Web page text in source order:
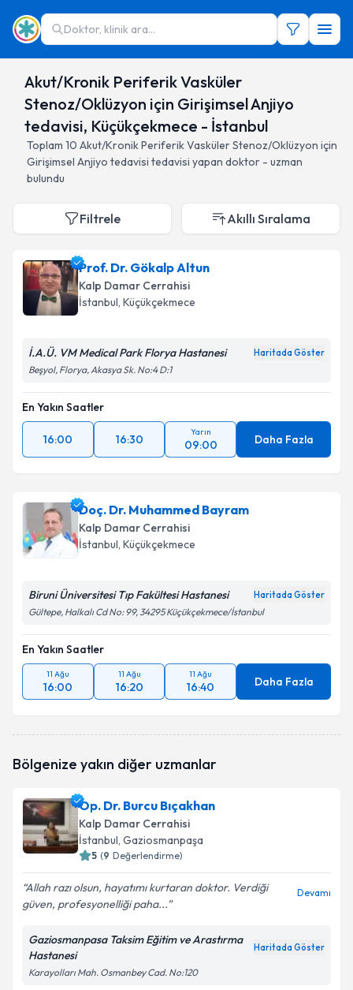
Doktor, klinik ara...
Akut/Kronik Periferik Vasküler
Stenoz/Oklüzyon için Girişimsel Anjiyo
tedavisi, Küçükçekmece - İstanbul
Toplam 10 Akut/Kronik Periferik Vasküler Stenoz/Oklüzyon için
Girişimsel Anjiyo tedavisi tedavisi yapan doktor - uzman
bulundu
Filtrele Akıllı Sıralama
Prof. Dr. Gökalp Altun
Kalp Damar Cerrahisi
İstanbul, Küçükçekmece
İ.A.Ü. VM Medical Park Florya Hastanesi Haritada Göster
Beşyol, Florya, Akasya Sk. No:4 D:1
En Yakın Saatler
16:00 16:30
Yarın
09:00 Daha Fazla
Doç. Dr. Muhammed Bayram
Kalp Damar Cerrahisi
İstanbul, Küçükçekmece
Biruni Üniversitesi Tıp Fakültesi Hastanesi Haritada Göster
Gültepe, Halkalı Cd No: 99, 34295 Küçükçekmece/İstanbul
En Yakın Saatler
11 Ağu
16:00
11 Ağu
16:20
11 Ağu
16:40 Daha Fazla
Bölgenize yakın diğer uzmanlar
Op. Dr. Burcu Bıçakhan
Kalp Damar Cerrahisi
İstanbul, Gaziosmanpaşa
5 (9 Değerlendirme)
Allah razı olsun, hayatımı kurtaran doktor. Verdiği
güven, profesyonelliği paha...
Devamı
Gaziosmanpasa Taksim Eğitim ve Arastırma
Hastanesi
Haritada Göster
Karayolları Mah. Osmanbey Cad. No:120